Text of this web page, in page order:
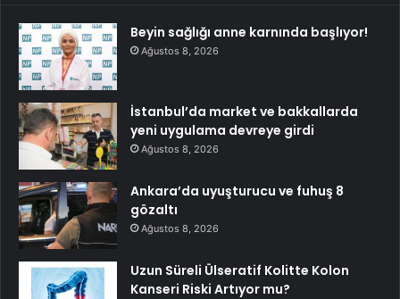
Beyin sağlığı anne karnında başlıyor!
Ağustos 8, 2026
İstanbul’da market ve bakkallarda
yeni uygulama devreye girdi
Ağustos 8, 2026
Ankara’da uyuşturucu ve fuhuş 8
gözaltı
Ağustos 8, 2026
Uzun Süreli Ülseratif Kolitte Kolon
Kanseri Riski Artıyor mu?